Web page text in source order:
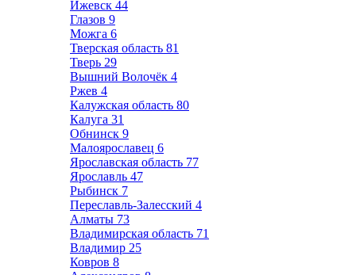
Ижевск 44
Глазов 9
Можга 6
Тверская область 81
Тверь 29
Вышний Волочёк 4
Ржев 4
Калужская область 80
Калуга 31
Обнинск 9
Малоярославец 6
Ярославская область 77
Ярославль 47
Рыбинск 7
Переславль-Залесский 4
Алматы 73
Владимирская область 71
Владимир 25
Ковров 8